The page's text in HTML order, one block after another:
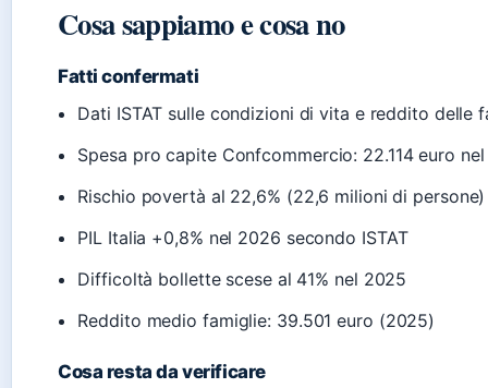
Cosa sappiamo e cosa no
Fatti confermati
Dati ISTAT sulle condizioni di vita e reddito delle
Spesa pro capite Confcommercio: 22.114 euro
Rischio povertà al 22,6% (22,6 milioni di persone)
PIL Italia +0,8% nel 2026 secondo ISTAT
Difficoltà bollette scese al 41% nel 2025
Reddito medio famiglie: 39.501 euro (2025)
Cosa resta da verificare